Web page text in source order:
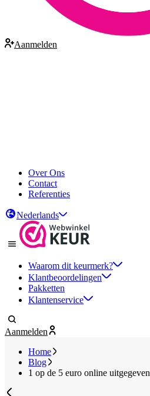
Aanmelden
Over Ons
Contact
Referenties
Nederlands
Waarom dit keurmerk?
Klantbeoordelingen
Pakketten
Klantenservice
Aanmelden
Home
Blog
1 op de 5 euro online uitgegeven